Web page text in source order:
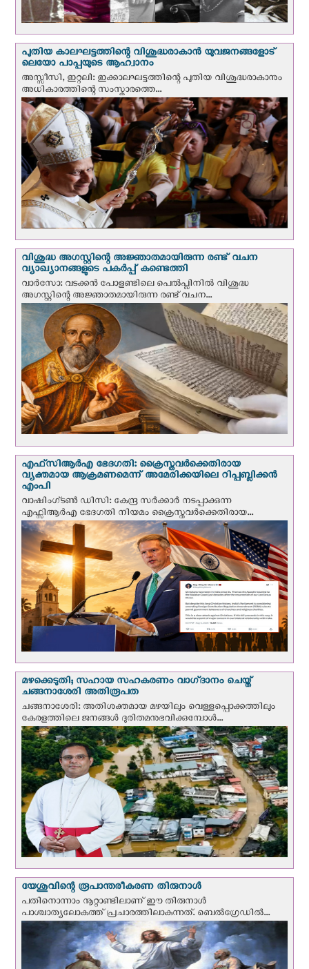
പുതിയ കാലഘട്ടത്തിന്റെ വിശുദ്ധരാകാന്‍ യുവജനങ്ങളോട്
ലെയോ പാപ്പയുടെ ആഹ്വാനം
അസ്സീസി, ഇറ്റലി: ഇക്കാലഘട്ടത്തിന്റെ പുതിയ വിശുദ്ധരാകാനും
അധികാരത്തിന്റെ സംസ്കാരത്തെ...
വിശുദ്ധ അഗസ്റ്റിന്റെ അജ്ഞാതമായിരുന്ന രണ്ട് വചന
വ്യാഖ്യാനങ്ങളുടെ പകര്‍പ്പ് കണ്ടെത്തി
വാര്‍സോ: വടക്കൻ പോളണ്ടിലെ പെൽപ്ലിനില്‍ വിശുദ്ധ
അഗസ്റ്റിന്റെ അജ്ഞാതമായിരുന്ന രണ്ട് വചന...
എഫ്‌സി‌ആര്‍‌എ ഭേദഗതി: ക്രൈസ്തവർക്കെതിരായ
വ്യക്തമായ ആക്രമണമെന്ന് അമേരിക്കയിലെ റിപ്പബ്ലിക്കൻ
എംപി
വാഷിംഗ്ടണ്‍ ഡി‌സി: കേന്ദ്ര സർക്കാർ നടപ്പാക്കുന്ന
എഫ്സിആർഎ ഭേദഗതി നിയമം ക്രൈസ്തവർക്കെതിരായ...
മഴക്കെടുതി; സഹായ സഹകരണം വാഗ്‌ദാനം ചെയ്ത്
ചങ്ങനാശേരി അതിരൂപത
ചങ്ങനാശേരി: അതിശക്തമായ മഴയിലും വെള്ളപ്പൊക്കത്തിലും
കേരളത്തിലെ ജനങ്ങൾ ദുരിതമനുഭവിക്കുമ്പോൾ...
യേശുവിന്റെ രൂപാന്തരീകരണ തിരുനാള്‍
പതിനൊന്നാം നൂറ്റാണ്ടിലാണ് ഈ തിരുനാള്‍
പാശ്ചാത്യലോകത്ത് പ്രചാരത്തിലാകുന്നത്. ബെല്‍ഗ്രേഡില്‍...